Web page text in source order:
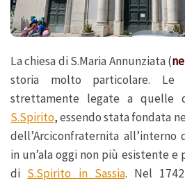
La chiesa di S.Maria Annunziata (
storia molto particolare. Le
strettamente legate a quelle
S.Spirito, essendo stata fondata
dell’Arciconfraternita all’interno
in un’ala oggi non più esistente e
di S.Spirito in Sassia. Nel